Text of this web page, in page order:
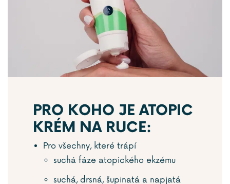
PRO KOHO JE ATOPIC
KRÉM NA RUCE:
Pro všechny, které trápí
suchá fáze atopického ekzému
suchá, drsná, šupinatá a napjatá